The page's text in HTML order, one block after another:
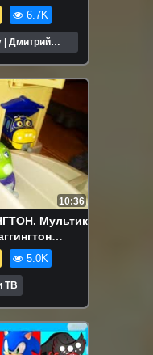
№1 в ROBLOX
6.7K
| Дмитрий
10:36
Мультик
и Уилсон
5.0K
ТВ